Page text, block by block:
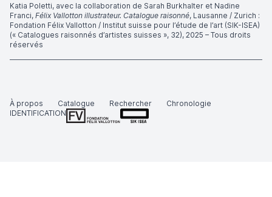
Katia Poletti, avec la collaboration de Sarah Burkhalter et Nadine
Franci, Félix Vallotton illustrateur. Catalogue raisonné, Lausanne / Zurich :
Fondation Félix Vallotton / Institut suisse pour l’étude de l’art (SIK-ISEA)
(« Catalogues raisonnés d’artistes suisses », 32), 2025 – Tous droits
réservés
À propos Catalogue Rechercher
Chronologie
IDENTIFICATION